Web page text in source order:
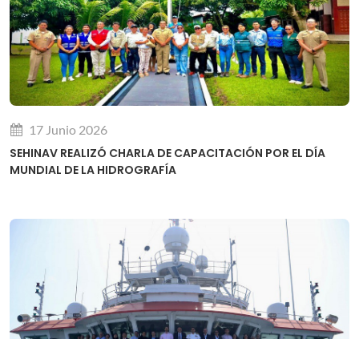
17 Junio 2026
SEHINAV REALIZÓ CHARLA DE CAPACITACIÓN POR EL DÍA
MUNDIAL DE LA HIDROGRAFÍA